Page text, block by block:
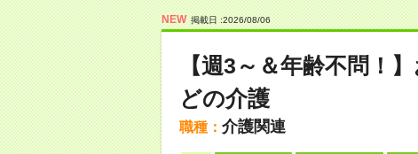
NEW 掲載日 :2026/08/06
【週3～＆年齢不問！
どの介護
職種： 介護関連